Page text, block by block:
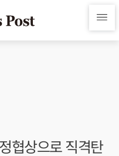
협상으로 직격탄